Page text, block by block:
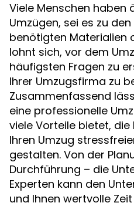
Viele Menschen haben
Umzügen, sei es zu
benötigten Materialien
lohnt sich, vor dem
häufigsten Fragen zu
Ihrer Umzugsfirma zu
Zusammenfassend
eine professionelle
viele Vorteile bietet, die
Ihren Umzug
gestalten. Von der
Durchführung – die
Experten kann den
und Ihnen wertvolle